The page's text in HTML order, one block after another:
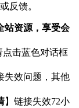
反馈。
站资源，享受会
点击蓝色对话框
失效问题，其他
】链接失效72小